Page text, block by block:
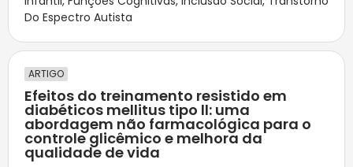
Do Espectro Autista
ARTIGO
Efeitos do treinamento resistido em
diabéticos mellitus tipo ll: uma
abordagem não farmacológica para o
controle glicêmico e melhora da
qualidade de vida